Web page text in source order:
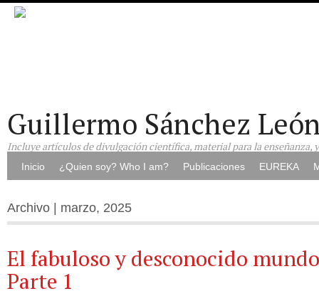
Guillermo Sánchez
Incluye artículos de divulgación científica, material para la enseñanza,
Inicio ¿Quien soy? Who I am? Publicaciones EUREKA
Archivo | marzo, 2025
El fabuloso y desconocido
Parte 1